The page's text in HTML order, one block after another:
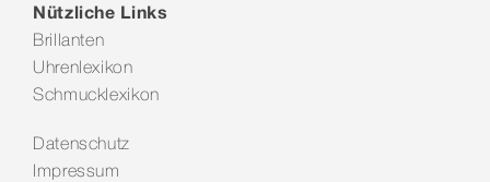
Nützliche Links
Brillanten
Uhrenlexikon
Schmucklexikon
Datenschutz
Impressum